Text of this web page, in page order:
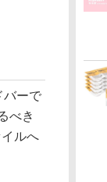
バーで
べき
ルへ